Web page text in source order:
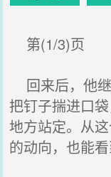
第(1/3)页
回来后，他
把钉子揣进口
地方站定。从
的动向，也能